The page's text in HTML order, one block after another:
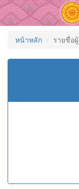
หน้าหลัก รายชื่อ